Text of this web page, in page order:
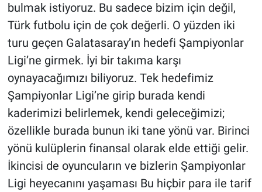
bulmak istiyoruz. Bu sadece bizim için değil,
Türk futbolu için de çok değerli. O yüzden iki
turu geçen Galatasaray’ın hedefi Şampiyonlar
Ligi’ne girmek. İyi bir takıma karşı
oynayacağımızı biliyoruz. Tek hedefimiz
Şampiyonlar Ligi’ne girip burada kendi
kaderimizi belirlemek, kendi geleceğimizi;
özellikle burada bunun iki tane yönü var. Birinci
yönü kulüplerin finansal olarak elde ettiği gelir.
İkincisi de oyuncuların ve bizlerin Şampiyonlar
Ligi heyecanını yaşaması Bu hiçbir para ile tarif